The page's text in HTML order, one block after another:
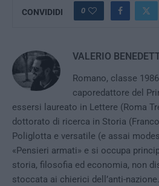
CONVIDIDI 0
VALERIO
Romano, classe
caporedattore del
essersi laureato in Lettere (Roma
dottorato di ricerca in Storia
Poliglotta e versatile (e assai
«Pensieri armati» e si occupa
storia, filosofia ed economia, non
stoccata ai chierici dell’anti-